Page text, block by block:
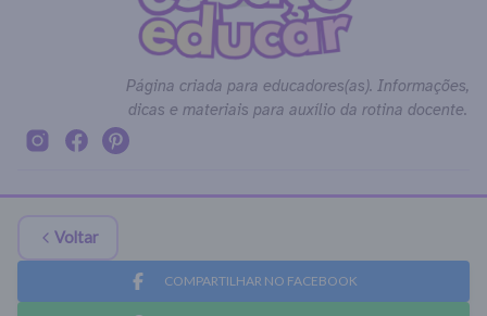
Página criada para educadores(as). Informações,
dicas e materiais para auxílio da rotina docente.
Voltar
COMPARTILHAR NO FACEBOOK